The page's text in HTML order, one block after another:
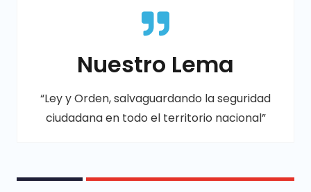
Nuestro Lema
“Ley y Orden, salvaguardando la seguridad
ciudadana en todo el territorio nacional”